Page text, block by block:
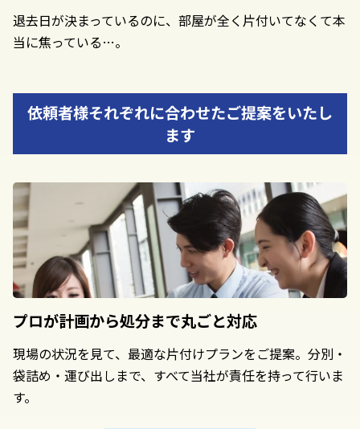
退去日が決まっているのに、部屋が全く片付いてなくて本
当に焦っている…。
依頼者様それぞれに合わせたご提案をいたし
ます
プロが計画から処分まで丸ごと対応
現場の状況を見て、最適な片付けプランをご提案。分別・
袋詰め・運び出しまで、すべて当社が責任を持って行いま
す。